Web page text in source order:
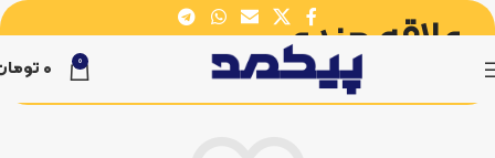
0
0 علاقه مندی
علاقه مندی